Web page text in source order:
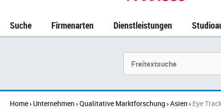
Suche Firmenarten Dienstleistungen
Home› Unternehmen ›Qualitative Marktforschung ›Asien › Eye